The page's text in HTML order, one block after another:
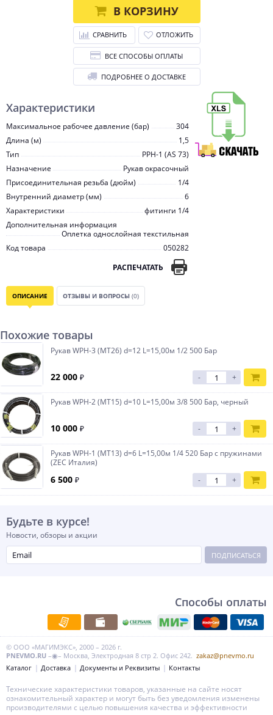
Характеристики
Максимальное рабочее давление (бар)
304
Длина (м)
1,5
Тип
PPH-1 (AS 73)
Назначение
Рукав окрасочный
Присоединительная резьба (дюйм)
1/4
Внутренний диаметр (мм)
6
Характеристики
фитинги 1/4
Дополнительная информация
Оплетка однослойная текстильная
Код товара
050282
РАСПЕЧАТАТЬ
В КОРЗИНУ
СРАВНИТЬ ОТЛОЖИТЬ
ВСЕ СПОСОБЫ ОПЛАТЫ
ПОДРОБНЕЕ О ДОСТАВКЕ
ОПИСАНИЕ ОТЗЫВЫ И ВОПРОСЫ (0)
Похожие товары
Рукав WPH-3 (MT26) d=12 L=15,00м 1/2 500 Бар
22 000 ₽ - +
Рукав WPH-2 (МТ15) d=10 L=15,00м 3/8 500 Бар, черный
10 000 ₽ - +
Рукав WPH-1 (МТ13) d=6 L=15,00м 1/4 520 Бар с пружинами
(ZEC Италия)
6 500 ₽ - +
Будьте в курсе!
Новости, обзоры и акции
ПОДПИСАТЬСЯ
Способы оплаты
© ООО «МАГИМЭКС», 2000 – 2026 г.
PNEVMO.RU –◉– Москва, Электродная 8 стр 2. Офис 242. zakaz@pnevmo.ru
Каталог
Доставка Документы и Реквизиты Контакты
Технические характеристики товаров, указанные на сайте носят
ознакомительный характер и могут быть без уведомления изменены
производителями с целью повышения качества и эффективности